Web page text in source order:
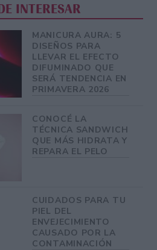
INTERESAR
MANICURA AURA: 5
DISEÑOS PARA
LLEVAR EL EFECTO
DIFUMINADO QUE
SERÁ TENDENCIA EN
PRIMAVERA 2026
CONOCÉ LA
TÉCNICA SANDWICH
QUE MÁS HIDRATA Y
REPARA EL PELO
CUIDADOS PARA TU
PIEL DEL
ENVEJECIMIENTO
CAUSADO POR LA
CONTAMINACIÓN